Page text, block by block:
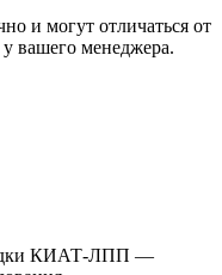
и могут отличаться от
вашего менеджера.
КИАТ-ЛПП —